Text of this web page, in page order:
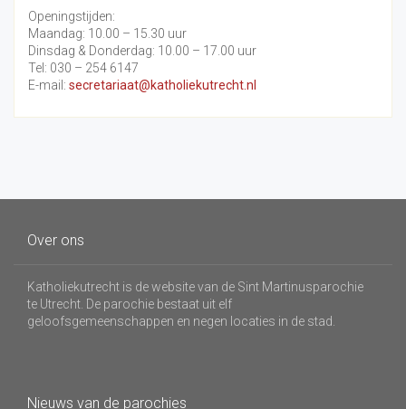
Openingstijden:
Maandag: 10.00 – 15.30 uur
Dinsdag & Donderdag: 10.00 – 17.00 uur
Tel: 030 – 254 6147
E-mail: secretariaat@katholiekutrecht.nl
Over ons
Katholiekutrecht is de website van de Sint Martinusparochie
te Utrecht. De parochie bestaat uit elf
geloofsgemeenschappen en negen locaties in de stad.
Nieuws van de parochies